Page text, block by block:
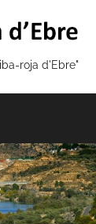
roja d'Ebre"